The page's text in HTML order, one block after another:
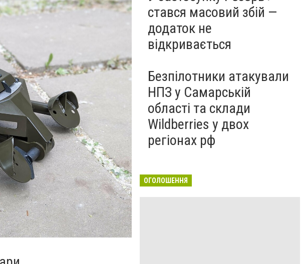
стався масовий збій —
додаток не
відкривається
Безпілотники атакували
НПЗ у Самарській
області та склади
Wildberries у двох
регіонах рф
ОГОЛОШЕННЯ